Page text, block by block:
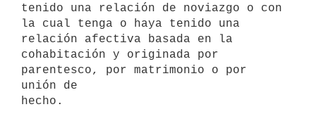
tenido una relación de noviazgo o con
la cual tenga o haya tenido una
relación afectiva basada en la
cohabitación y originada por
parentesco, por matrimonio o por
unión de